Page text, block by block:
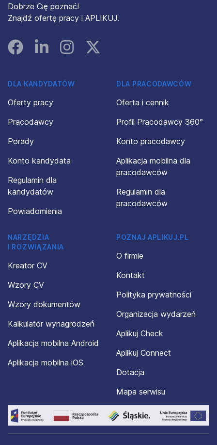
Dobrze Cię poznać!
Znajdź ofertę pracy i APLIKUJ.
FacebookLinked InInstagramInstagram
DLA KANDYDATÓW
Oferty pracy
Pracodawcy
Porady
Konto kandydata
Regulamin dla
kandydatów
Powiadomienia
DLA PRACODAWCÓW
Oferta i cennik
Profil Pracodawcy 360°
Konto pracodawcy
Aplikacja mobilna dla
pracodawców
Regulamin dla
pracodawców
NARZĘDZIA
I ROZWIĄZANIA
Kreator CV
Wzory CV
Wzory dokumentów
Kalkulator wynagrodzeń
Aplikacja mobilna Android
Aplikacja mobilna iOS
POZNAJ APLIKUJ.PL
O firmie
Kontakt
Polityka prywatności
Organizacja wydarzeń
Aplikuj Check
Aplikuj Connect
Dotacja
Mapa serwisu